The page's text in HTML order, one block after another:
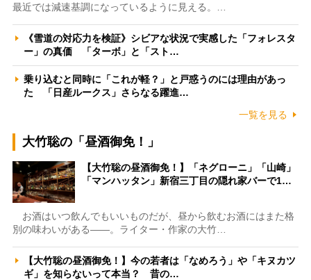
最近では減速基調になっているように見える。…
《雪道の対応力を検証》シビアな状況で実感した「フォレスタ
ー」の真価 「ターボ」と「スト…
乗り込むと同時に「これが軽？」と戸惑うのには理由があっ
た 「日産ルークス」さらなる躍進…
一覧を見る
大竹聡の「昼酒御免！」
【大竹聡の昼酒御免！】「ネグローニ」「山崎」
「マンハッタン」新宿三丁目の隠れ家バーで1…
お酒はいつ飲んでもいいものだが、昼から飲むお酒にはまた格
別の味わいがある――。ライター・作家の大竹…
【大竹聡の昼酒御免！】今の若者は「なめろう」や「キヌカツ
ギ」を知らないって本当？ 昔の…